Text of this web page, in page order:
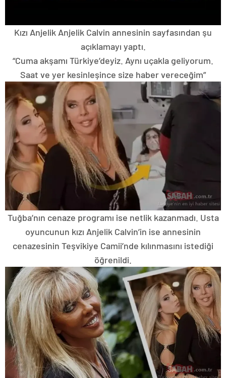
Kızı Anjelik Anjelik Calvin annesinin sayfasından şu
açıklamayı yaptı.
“Cuma akşamı Türkiye’deyiz. Aynı uçakla geliyorum.
Saat ve yer kesinleşince size haber vereceğim”
Tuğba’nın cenaze programı ise netlik kazanmadı. Usta
oyuncunun kızı Anjelik Calvin’in ise annesinin
cenazesinin Teşvikiye Camii’nde kılınmasını istediği
öğrenildi.